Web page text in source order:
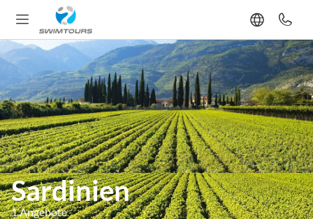
Sardinien
1 Angebote